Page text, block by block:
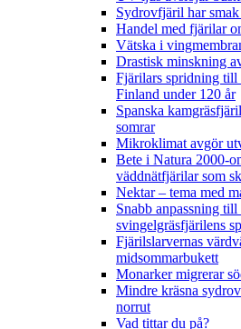
Sydrovfjäril har
Handel med fjärilar
Vätska i
Drastisk minskning
Fjärilars spridning till
Finland under 120 år
Spanska
somrar
Mikroklimat avgör
Bete i Natura 2000-
väddnätfjärilar som
Nektar – tema med
Snabb anpassning
svingelgräsfjärilens
Fjärilslarvernas
midsommarbukett
Monarker migrerar
Mindre kräsna
norrut
Vad tittar du på?